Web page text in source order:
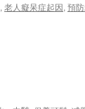
, 老人癡呆症起因, 預